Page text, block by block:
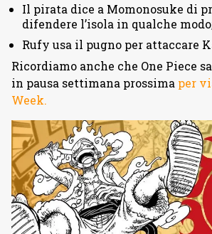
Il pirata dice a Momonosuke di
difendere l’isola in qualche
Rufy usa il pugno per attaccare
Ricordiamo anche che One Piece
in pausa settimana prossima per
Week.